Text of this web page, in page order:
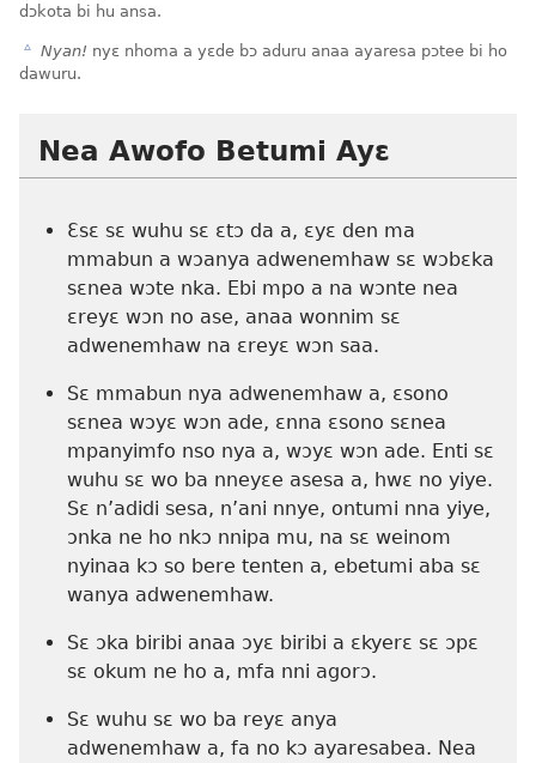
dɔkota bi hu ansa.
c Nyan! nyɛ nhoma a yɛde bɔ aduru anaa ayaresa pɔtee bi ho
dawuru.
Nea Awofo Betumi Ayɛ
Ɛsɛ sɛ wuhu sɛ ɛtɔ da a, ɛyɛ den ma
mmabun a wɔanya adwenemhaw sɛ wɔbɛka
sɛnea wɔte nka. Ebi mpo a na wɔnte nea
ɛreyɛ wɔn no ase, anaa wonnim sɛ
adwenemhaw na ɛreyɛ wɔn saa.
Sɛ mmabun nya adwenemhaw a, ɛsono
sɛnea wɔyɛ wɔn ade, ɛnna ɛsono sɛnea
mpanyimfo nso nya a, wɔyɛ wɔn ade. Enti sɛ
wuhu sɛ wo ba nneyɛe asesa a, hwɛ no yiye.
Sɛ n’adidi sesa, n’ani nnye, ontumi nna yiye,
ɔnka ne ho nkɔ nnipa mu, na sɛ weinom
nyinaa kɔ so bere tenten a, ebetumi aba sɛ
wanya adwenemhaw.
Sɛ ɔka biribi anaa ɔyɛ biribi a ɛkyerɛ sɛ ɔpɛ
sɛ okum ne ho a, mfa nni agorɔ.
Sɛ wuhu sɛ wo ba reyɛ anya
adwenemhaw a, fa no kɔ ayaresabea. Nea